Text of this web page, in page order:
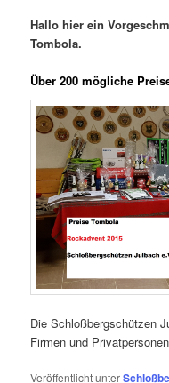
Hallo hier ein
Tombola.
Über 200 mögliche
Die Schloßbergschützen
Firmen und
Veröffentlicht unter